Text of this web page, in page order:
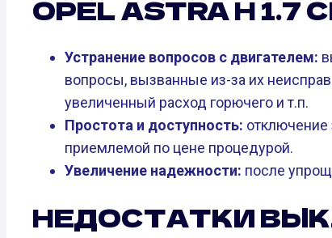
OPEL ASTRA H 1.7
Устранение вопросов с двигателем:
вопросы, вызванные из-за их
увеличенный расход горючего и т.п.
Простота и доступность: отключение
приемлемой по цене процедурой.
Увеличение надежности: после
НЕДОСТАТКИ